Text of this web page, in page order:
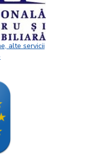
alte servicii